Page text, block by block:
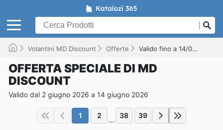
Volantini MD Discount Offerte Valido fino a 14/06/2026
OFFERTA SPECIALE DI MD
DISCOUNT
Valido dal 2 giugno 2026 a 14 giugno 2026
1 2 ... 38 39